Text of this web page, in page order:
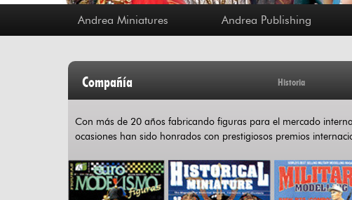
Andrea Miniatures Andrea Publishing
Compañía Historia
Con más de 20 años fabricando figuras para el mercado
ocasiones han sido honrados con prestigiosos premios